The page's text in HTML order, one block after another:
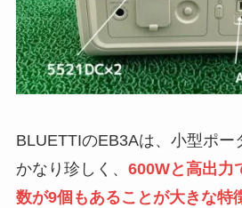
BLUETTIのEB3Aは、小型ポー
かなり珍しく、 600Wと高出力
数が9個もあることが大きな特